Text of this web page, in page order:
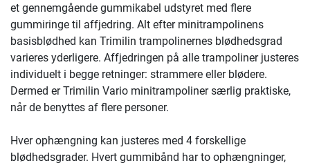
et gennemgående gummikabel udstyret med flere
gummiringe til affjedring. Alt efter minitrampolinens
basisblødhed kan Trimilin trampolinernes blødhedsgrad
varieres yderligere. Affjedringen på alle trampoliner justeres
individuelt i begge retninger: strammere eller blødere.
Dermed er Trimilin Vario minitrampoliner særlig praktiske,
når de benyttes af flere personer.
Hver ophængning kan justeres med 4 forskellige
blødhedsgrader. Hvert gummibånd har to ophængninger,